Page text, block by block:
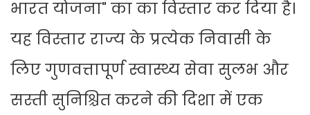
भारत योजना" का का विस्तार कर दिया है।
यह विस्तार राज्य के प्रत्येक निवासी के
लिए गुणवत्तापूर्ण स्वास्थ्य सेवा सुलभ और
सस्ती सुनिश्चित करने की दिशा में एक